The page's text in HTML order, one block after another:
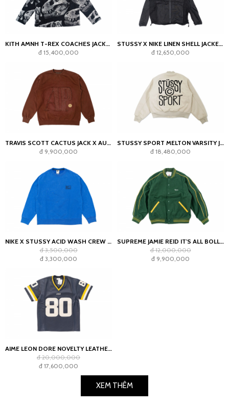
KITH AMNH T-REX COACHES JACKET BLACK
đ 15,400,000
STUSSY X NIKE LINEN SHELL JACKET ASIA SIZING BLACK
đ 12,650,000
TRAVIS SCOTT CACTUS JACK X AUDEMARS PIGUET LOGO CREWNECK
đ 9,900,000
STUSSY SPORT MELTON VARSITY JACKET OATMEAL
đ 18,480,000
NIKE X STUSSY ACID WASH CREW FLEECE BLUE
đ 3,500,000
đ 3,300,000
SUPREME JAMIE REID IT'S ALL BOLLOCKS VARSITY JACKET DARK GREEN
đ 12,000,000
đ 9,900,000
AIME LEON DORE NOVELTY LEATHER JACKET NAVY
đ 20,000,000
đ 17,600,000
XEM THÊM